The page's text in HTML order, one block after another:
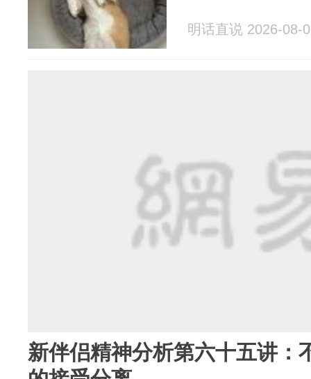
明话直说 2026-08-
新伴侣精神分析第六十五讲：